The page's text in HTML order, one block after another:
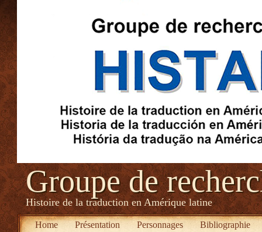
Groupe de
Histoire de la traduction en Amérique latine
Home Présentation Personnages Bibliographie